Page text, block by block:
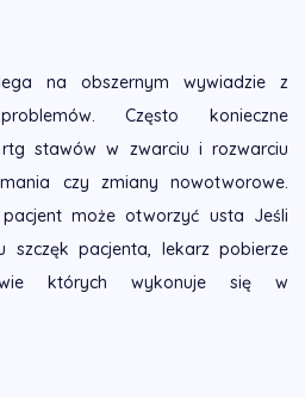
na obszernym wywiadzie z
Często konieczne
stawów w zwarciu i rozwarciu
czy zmiany nowotworowe.
może otworzyć usta Jeśli
pacjenta, lekarz pobierze
których wykonuje się w